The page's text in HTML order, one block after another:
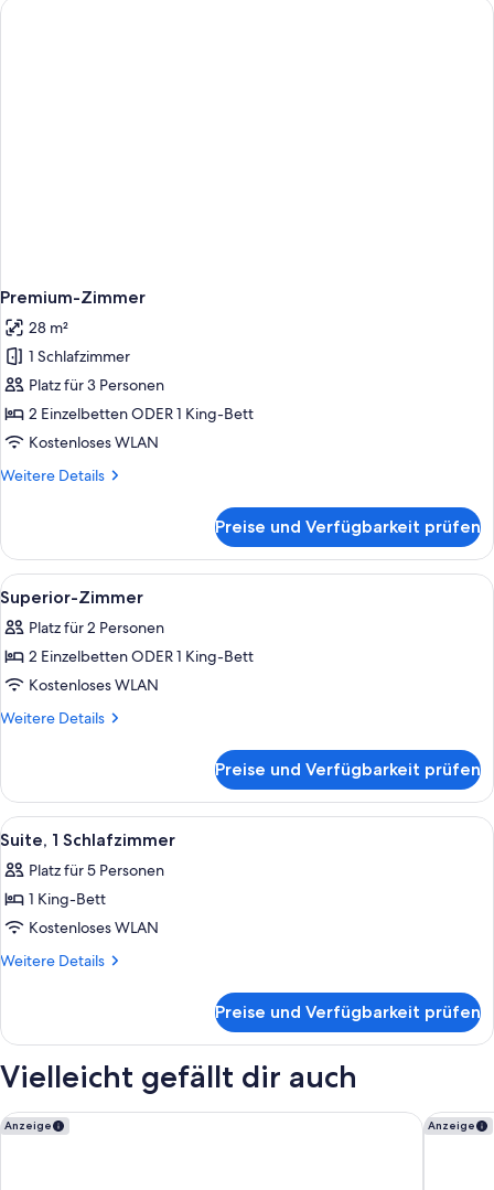
Premium-Zimmer
28 m²
1 Schlafzimmer
Platz für 3 Personen
2 Einzelbetten ODER 1 King-Bett
Kostenloses WLAN
Weitere Details
Weitere
Zimmer
Preise und Verfügbarkeit prüfen
Alle
Fotos
für
Superior-
Zimmer
anzeigen
Ein Hotelzimmer mit einem großen
3
Superior-Zimmer
Platz für 2 Personen
2 Einzelbetten ODER 1 King-Bett
Kostenloses WLAN
Weitere Details
Weitere
Zimmer
Preise und Verfügbarkeit prüfen
Alle
Fotos
für
Suite,
1
Schlafzimmer
Ein Hotelzimmer mit einem großen
4
Suite, 1 Schlafzimmer
Platz für 5 Personen
1 King-Bett
Kostenloses WLAN
Weitere Details
Weitere
1
Preise und Verfügbarkeit prüfen
Vielleicht gefällt dir auch
Anzeige
The Fontenay Anzeige
Conrad